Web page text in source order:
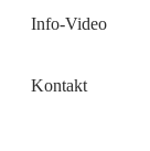
Info-Video
Kontakt